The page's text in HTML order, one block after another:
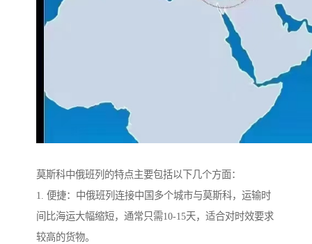
莫斯科中俄班列的特点主要包括以下几个方面：
1. 便捷：中俄班列连接中国多个城市与莫斯科，运输时
间比海运大幅缩短，通常只需10-15天，适合对时效要求
较高的货物。